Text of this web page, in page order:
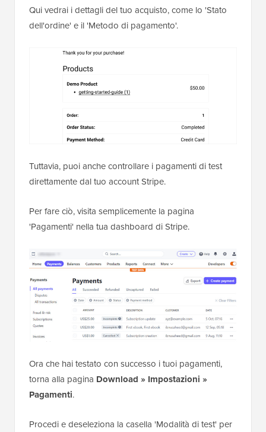
Qui vedrai i dettagli del tuo acquisto, come lo 'Stato
dell'ordine' e il 'Metodo di pagamento'.
Tuttavia, puoi anche controllare i pagamenti di test
direttamente dal tuo account Stripe.
Per fare ciò, visita semplicemente la pagina
'Pagamenti' nella tua dashboard di Stripe.
Ora che hai testato con successo i tuoi pagamenti,
torna alla pagina Download » Impostazioni »
Pagamenti.
Procedi e deseleziona la casella 'Modalità di test' per